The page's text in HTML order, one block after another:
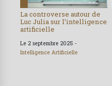
La controverse autour de
Luc Julia sur l’intelligence
artificielle
Le 2 septembre 2025 -
Intelligence Artificielle